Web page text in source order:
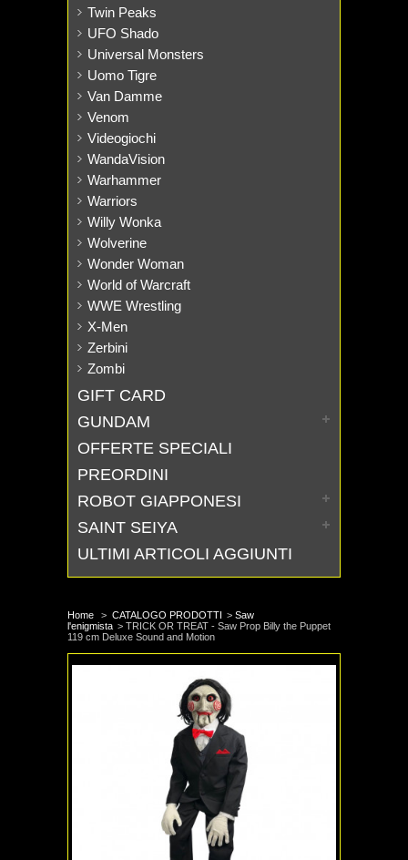
Twin Peaks
UFO Shado
Universal Monsters
Uomo Tigre
Van Damme
Venom
Videogiochi
WandaVision
Warhammer
Warriors
Willy Wonka
Wolverine
Wonder Woman
World of Warcraft
WWE Wrestling
X-Men
Zerbini
Zombi
GIFT CARD
GUNDAM
OFFERTE SPECIALI
PREORDINI
ROBOT GIAPPONESI
SAINT SEIYA
ULTIMI ARTICOLI AGGIUNTI
Home > CATALOGO PRODOTTI > Saw
l'enigmista > TRICK OR TREAT - Saw Prop Billy the Puppet
119 cm Deluxe Sound and Motion